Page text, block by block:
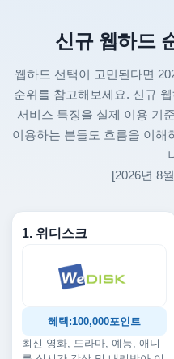
신규 웹하드
웹하드 선택이 고민된다면
순위를 참고해보세요. 신규
서비스 특징을 실제 이용 기
이용하는 분들도 흐름을 이해
[2026년 8
1. 위디스크
혜택:100,000포인트
최신 영화, 드라마, 예능, 애니